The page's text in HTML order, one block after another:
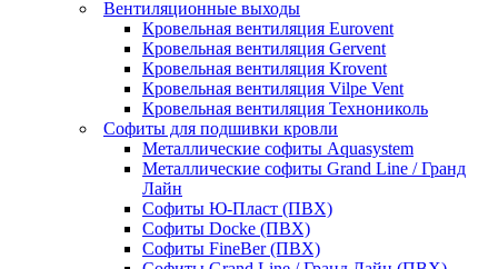
Вентиляционные выходы
Кровельная вентиляция Eurovent
Кровельная вентиляция Gervent
Кровельная вентиляция Krovent
Кровельная вентиляция Vilpe Vent
Кровельная вентиляция Технониколь
Cофиты для подшивки кровли
Металлические софиты Aquasystem
Металлические софиты Grand Line / Гранд
Лайн
Софиты Ю-Пласт (ПВХ)
Софиты Docke (ПВХ)
Софиты FineBer (ПВХ)